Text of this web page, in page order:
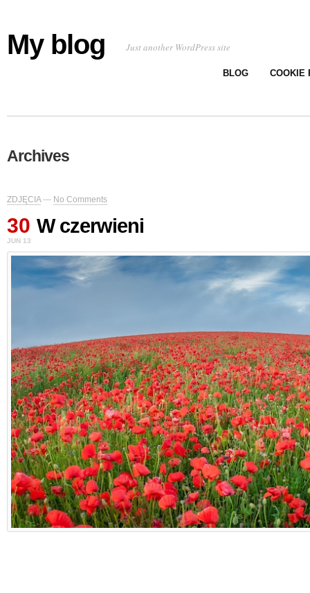
My blog Just another WordPress site
BLOG COOKIE
Archives
ZDJĘCIA— No Comments
30
JUN 13
W czerwieni